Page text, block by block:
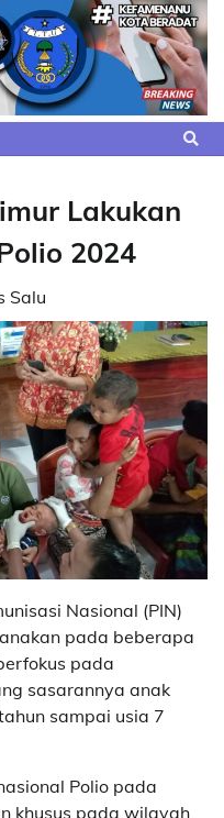
Lakukan
2024
Salu
Nasional (PIN)
pada beberapa
pada
sasarannya anak
sampai usia 7
Polio pada
khusus pada wilayah